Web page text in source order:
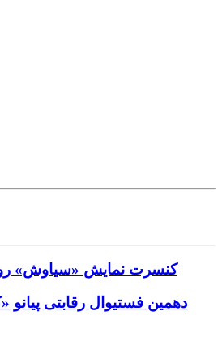
کنسرت‌ نمایش «سیاوش»
دهمین فستیوال رقابتی پیانو